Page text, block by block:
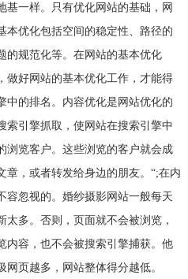
基一样。只有优化网站的基础，网
本优化包括空间的稳定性、路径的
的规范化等。在网站的基本优化
做好网站的基本优化工作，才能得
中的排名。内容优化是网站优化的
索引擎抓取，使网站在搜索引擎中
浏览客户。这些浏览的客户就会成
章，或者转发给身边的朋友。“;在内
容忽视的。婚纱摄影网站一般每天
多。否则，页面就不会被浏览，
内容，也不会被搜索引擎捕获。他
页越多，网站整体得分越低。